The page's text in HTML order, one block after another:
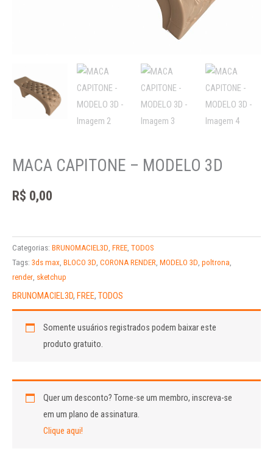
MACA CAPITONE – MODELO 3D
R$ 0,00
Categorias: BRUNOMACIEL3D, FREE, TODOS
Tags: 3ds max, BLOCO 3D, CORONA RENDER, MODELO 3D, poltrona,
render, sketchup
BRUNOMACIEL3D, FREE, TODOS
Somente usuários registrados podem baixar este
produto gratuito.
Quer um desconto?Torne-se um membro, inscreva-se
em um plano de assinatura.
Clique aqui!